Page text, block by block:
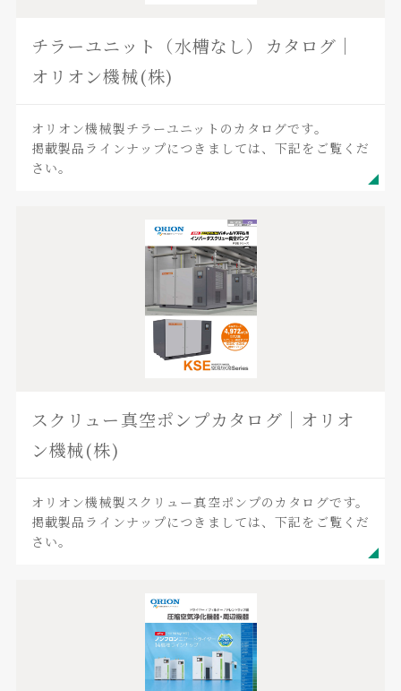
チラーユニット（水槽なし）カタログ｜
オリオン機械(株)
オリオン機械製チラーユニットのカタログです。
掲載製品ラインナップにつきましては、下記をご覧くだ
さい。
スクリュー真空ポンプカタログ｜オリオ
ン機械(株)
オリオン機械製スクリュー真空ポンプのカタログです。
掲載製品ラインナップにつきましては、下記をご覧くだ
さい。